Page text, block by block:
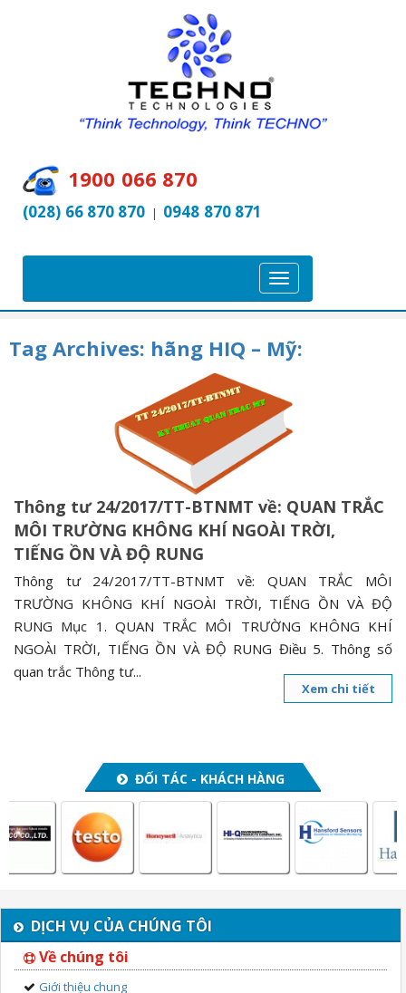
1900 066 870
(028) 66 870 870 | 0948 870 871
T
o
g
e
n
a
g
a
i
o
n
Tag Archives: hãng HIQ – Mỹ:
Thông tư 24/2017/TT-BTNMT về: QUAN TRẮC
MÔI TRƯỜNG KHÔNG KHÍ NGOÀI TRỜI,
TIẾNG ỒN VÀ ĐỘ RUNG
Thông tư 24/2017/TT-BTNMT về: QUAN TRẮC MÔI
TRƯỜNG KHÔNG KHÍ NGOÀI TRỜI, TIẾNG ỒN VÀ ĐỘ
RUNG Mục 1. QUAN TRẮC MÔI TRƯỜNG KHÔNG KHÍ
NGOÀI TRỜI, TIẾNG ỒN VÀ ĐỘ RUNG Điều 5. Thông số
quan trắc Thông tư...
Xem chi tiết
ĐỐI TÁC - KHÁCH HÀNG
DỊCH VỤ CỦA CHÚNG TÔI
Về chúng tôi
Giới thiệu chung